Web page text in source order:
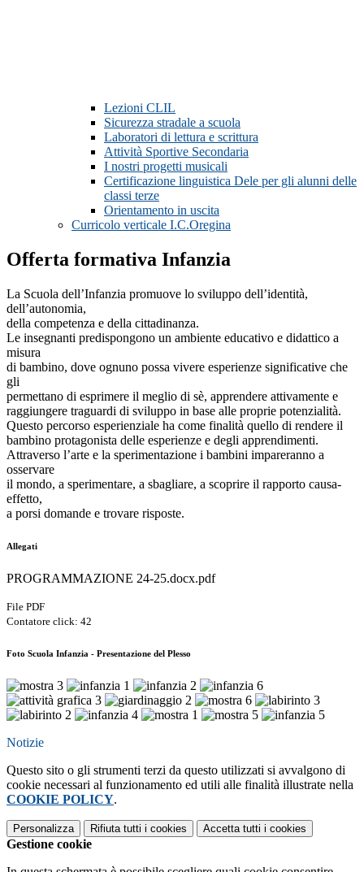
Lezioni CLIL
Sicurezza stradale a scuola
Laboratori di lettura e scrittura
Attività Sportive Secondaria
I nostri progetti musicali
Certificazione linguistica Dele per gli alunni delle
classi terze
Orientamento in uscita
Curricolo verticale I.C.Oregina
Offerta formativa Infanzia
La Scuola dell’Infanzia promuove lo sviluppo dell’identità,
dell’autonomia,
della competenza e della cittadinanza.
Le insegnanti predispongono un ambiente educativo e didattico a
misura
di bambino, dove ognuno possa vivere esperienze significative che
gli
permettano di esprimere il meglio di sè, apprendere attivamente e
raggiungere traguardi di sviluppo in base alle proprie potenzialità.
Questo percorso esperienziale ha come finalità quello di rendere il
bambino protagonista delle esperienze e degli apprendimenti.
Attraverso l’arte e la sperimentazione i bambini impareranno a
osservare
il mondo, a sperimentare, a sbagliare, a scoprire il rapporto causa-
effetto,
a porsi domande e trovare risposte.
Allegati
PROGRAMMAZIONE 24-25.docx.pdf
File PDF
Contatore click: 42
Foto Scuola Infanzia - Presentazione del Plesso
Notizie
Questo sito o gli strumenti terzi da questo utilizzati si avvalgono di
cookie necessari al funzionamento ed utili alle finalità illustrate nella
COOKIE POLICY.
Personalizza Rifiuta tutti i cookies Accetta tutti i cookies
Gestione cookie